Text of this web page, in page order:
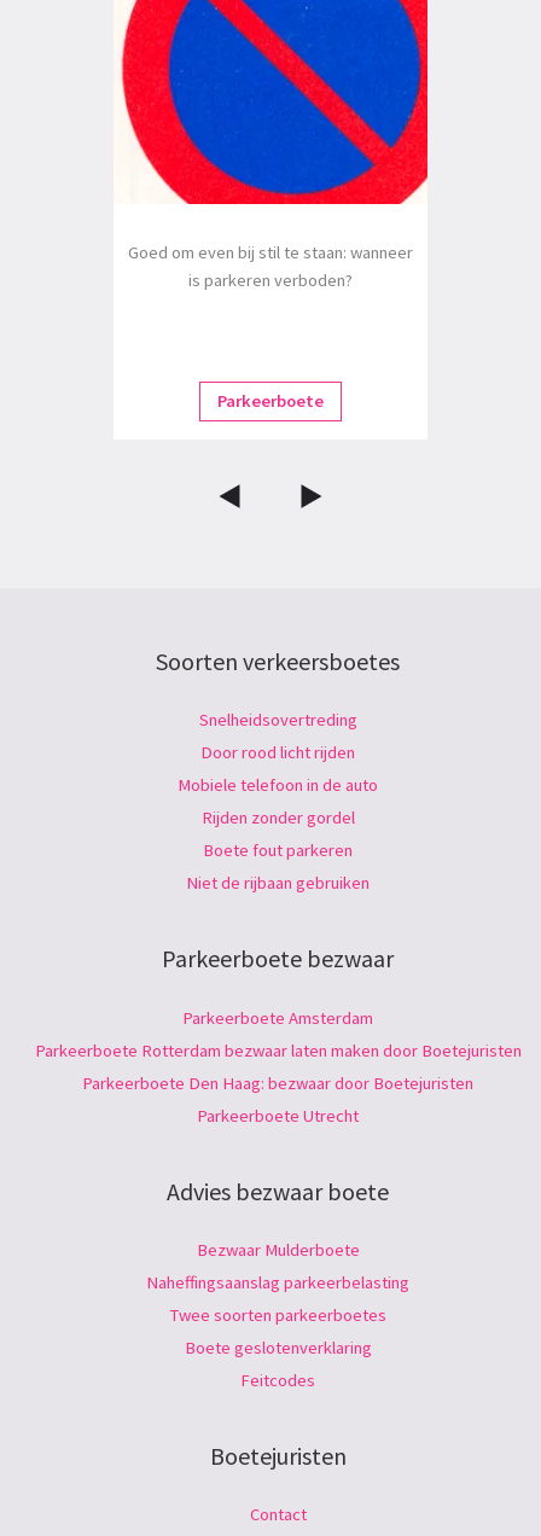
Goed om even bij stil te staan: wanneer
is parkeren verboden?
Parkeerboete
Soorten verkeersboetes
Snelheidsovertreding
Door rood licht rijden
Mobiele telefoon in de auto
Rijden zonder gordel
Boete fout parkeren
Niet de rijbaan gebruiken
Parkeerboete bezwaar
Parkeerboete Amsterdam
Parkeerboete Rotterdam bezwaar laten maken door Boetejuristen
Parkeerboete Den Haag: bezwaar door Boetejuristen
Parkeerboete Utrecht
Advies bezwaar boete
Bezwaar Mulderboete
Naheffingsaanslag parkeerbelasting
Twee soorten parkeerboetes
Boete geslotenverklaring
Feitcodes
Boetejuristen
Contact